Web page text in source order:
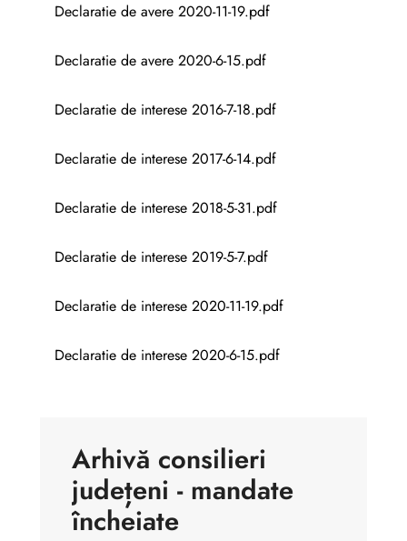
Declaratie de avere 2020-11-19.pdf
Declaratie de avere 2020-6-15.pdf
Declaratie de interese 2016-7-18.pdf
Declaratie de interese 2017-6-14.pdf
Declaratie de interese 2018-5-31.pdf
Declaratie de interese 2019-5-7.pdf
Declaratie de interese 2020-11-19.pdf
Declaratie de interese 2020-6-15.pdf
Arhivă consilieri
județeni - mandate
încheiate